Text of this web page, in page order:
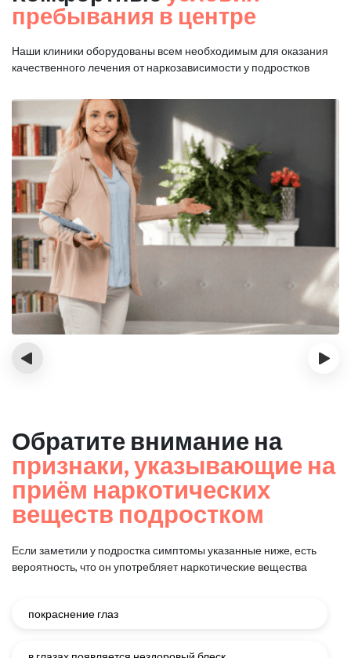
пребывания в центре
Наши клиники оборудованы всем необходимым для оказания
качественного лечения от наркозависимости у подростков
‹ ›
Обратите внимание на
признаки, указывающие на
приём наркотических
веществ подростком
Если заметили у подростка симптомы указанные ниже, есть
вероятность, что он употребляет наркотические вещества
покраснение глаз